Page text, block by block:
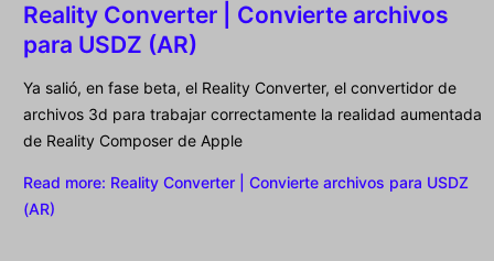
Reality Converter | Convierte archivos
para USDZ (AR)
Ya salió, en fase beta, el Reality Converter, el convertidor de
archivos 3d para trabajar correctamente la realidad aumentada
de Reality Composer de Apple
Read more: Reality Converter | Convierte archivos para USDZ
(AR)